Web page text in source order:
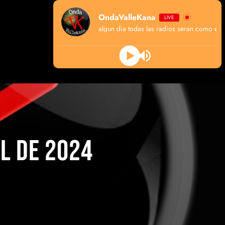
OndaValleKana LIVE
algun dia todas las radios seran como esta
DE 2024